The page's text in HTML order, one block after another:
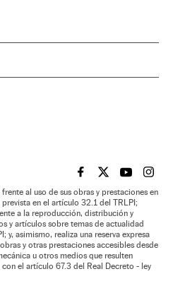
EL PAÍS BRASIL EN
EL PAÍSEL PAÍS
EL
al uso de sus obras y prestaciones en
en el artículo 32.1 del TRLPI;
a la reproducción, distribución y
y artículos sobre temas de actualidad
y, asimismo, realiza una reserva expresa
y otras prestaciones accesibles desde
u otros medios que resulten
el artículo 67.3 del Real Decreto - ley